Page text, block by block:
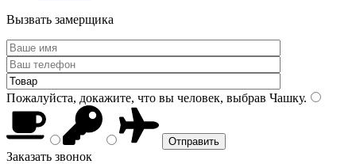
Вызвать замерщика
Пожалуйста, докажите, что вы человек, выбрав Чашку.
Заказать звонок